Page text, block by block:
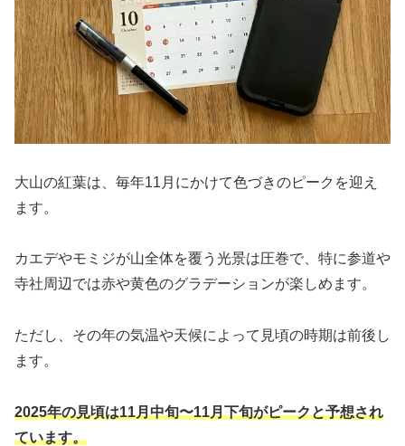
大山の紅葉は、毎年11月にかけて色づきのピークを迎え
ます。
カエデやモミジが山全体を覆う光景は圧巻で、特に参道や
寺社周辺では赤や黄色のグラデーションが楽しめます。
ただし、その年の気温や天候によって見頃の時期は前後し
ます。
2025年の見頃は11月中旬〜11月下旬がピークと予想され
ています。